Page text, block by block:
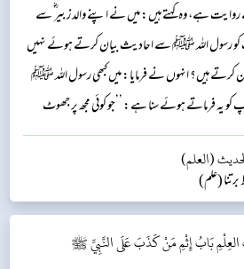
روایت ہے، وہ کہتے ہیں: میں نے اپنے والد زبیر ؓ سے
کو رسول اللہ ﷺ سے احادیث بیان کرتے ہوئے نہیں
کرتے ہیں؟ انہوں نے فرمایا: میں کبھی رسول اللہ ﷺ
یہ فرماتے ہوئے سنا ہے: ’’جو کوئی مجھ پر جھوٹ
لے۔‘‘...
(العلم)
(علم)
بَابُ إِثْمِ مَنْ كَذَبَ عَلَى النَّبِيِّ ﷺ